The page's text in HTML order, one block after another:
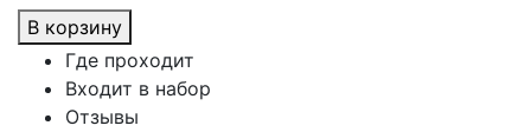
В корзину
Где проходит
Входит в набор
Отзывы